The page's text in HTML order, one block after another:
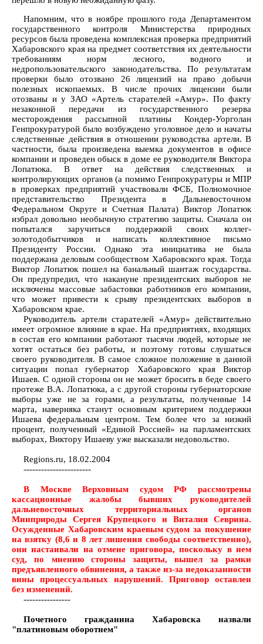
Напомним, что в ноябре прошлого года Департаментом
государственного контроля Министерства природных
ресурсов была проведена комплексная проверка предприятий
Хабаровского края на предмет соответствия их деятельности
требованиям норм лесного, водного и
недропользовательского законодательства. По результатам
проверки было отозвано 26 лицензий на право добычи
полезных ископаемых. В числе прочих лицензии были
отозваны и у ЗАО «Артель старателей «Амур». По факту
незаконной передачи из государственного резерва
месторождения рассыпной платины Кондер-Уорголан
Генпрокуратурой было возбуждено уголовное дело и начаты
следственные действия в отношении руководства артели. В
частности, была произведена выемка документов в офисе
компании и проведен обыск в доме ее руководителя Виктора
Лопатюка. В ответ на действия следственных и
контролирующих органов (а помимо Генпрокуратуры и МПР
в проверках предприятий участвовали ФСБ, Полномочное
представительство Президента в Дальневосточном
Федеральном Округе и Счетная Палата) Виктор Лопатюк
избрал довольно необычную стратегию защиты. Сначала он
попытался заручиться поддержкой своих коллег-
золотодобытчиков и написать коллективное письмо
Президенту России. Однако эта инициатива не была
поддержана деловым сообществом Хабаровского края. Тогда
Виктор Лопатюк пошел на банальный шантаж государства.
Он предупредил, что накануне президентских выборов не
исключены массовые забастовки работников его компании,
что может привести к срыву президентских выборов в
Хабаровском крае.
Руководитель артели старателей «Амур» действительно
имеет огромное влияние в крае. На предприятиях, входящих
в состав его компании работают тысячи людей, которые не
хотят остаться без работы, и поэтому готовы слушаться
своего руководителя. В самое сложное положение в данной
ситуации попал губернатор Хабаровского края Виктор
Ишаев. С одной стороны он не может бросить в беде своего
протеже В.А. Лопатюка, а с другой стороны губернаторские
выборы уже не за горами, а результаты, полученные 14
марта, наверняка станут основным критерием поддержки
Ишаева федеральным центром. Тем более что за низкий
процент, полученный «Единой Россией» на парламентских
выборах, Виктору Ишаеву уже высказали недовольство.
Regions.ru, 18.02.2004
-----------------------
В Москве Верховным судом РФ рассмотрены
кассационные жалобы бывших руководителей
дальневосточных территориальных органов
Минприроды Сергея Крупецкого и Виталия Севрина.
Осужденные Хабаровским краевым судом за покушение
на взятку (8,6 и 8 лет лишения свободы соответственно),
они настаивали на отмене приговора, поскольку в нем
суд, по мнению стороны защиты, вышел за рамки
предъявленного обвинения, а также из-за недоказанности
вины процессуальных нарушений. Приговор оставлен
без изменений.
----------------
Почетного гражданина Хабаровска назвали
"платиновым оборотнем"